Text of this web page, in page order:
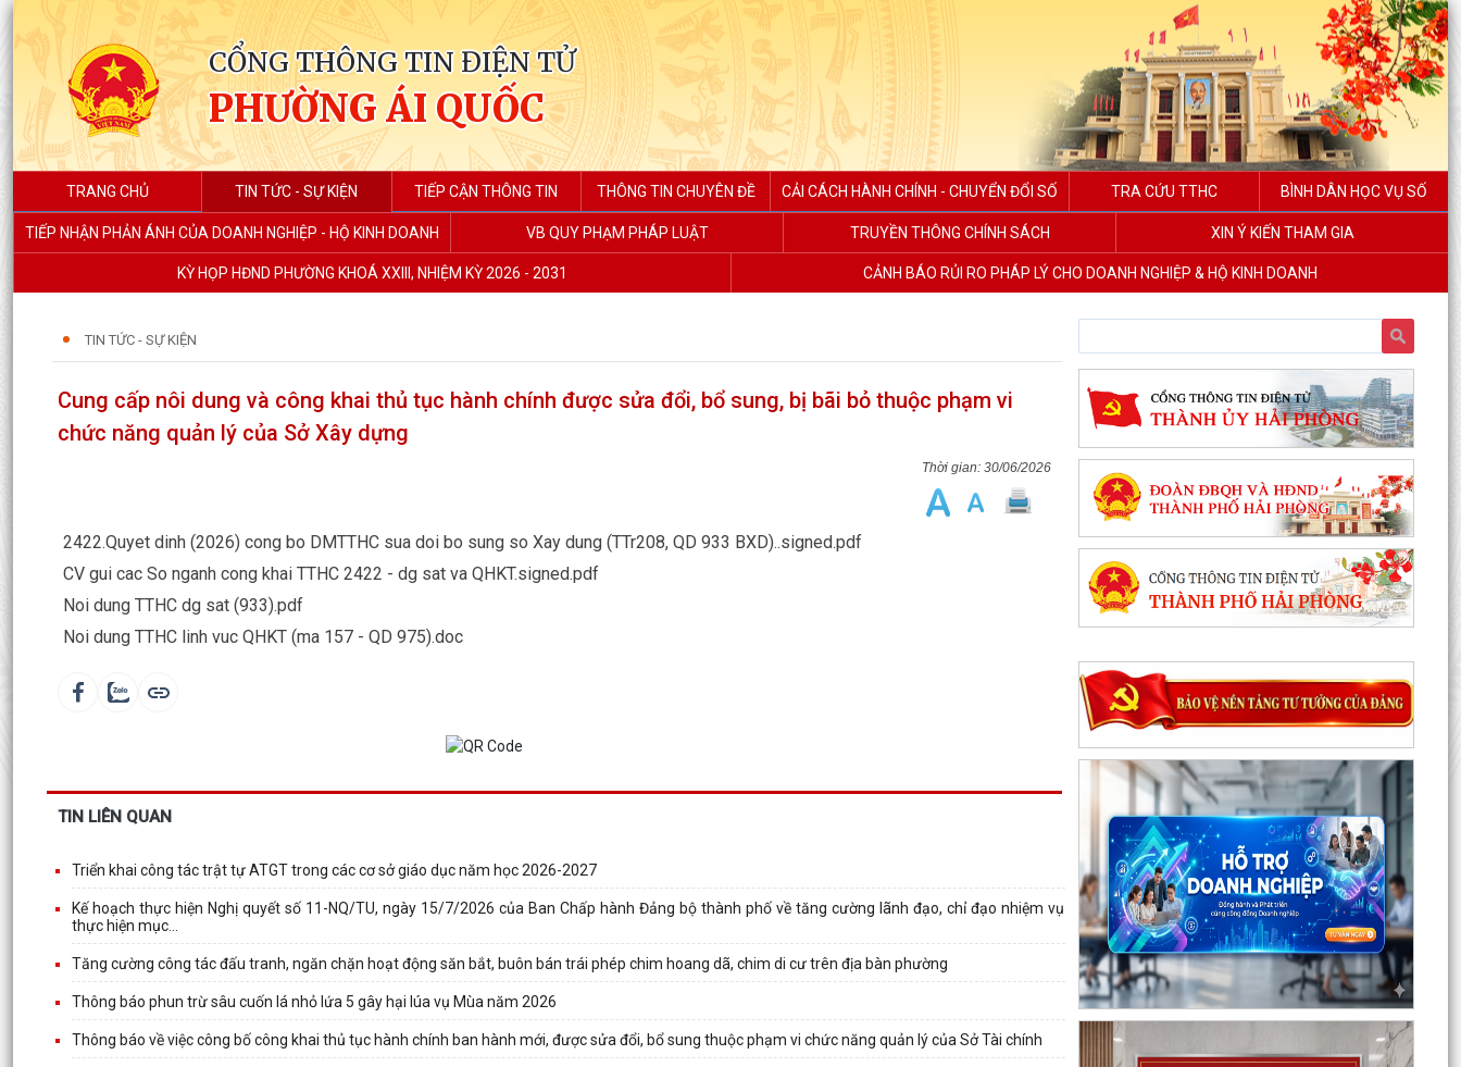
CỔNG THÔNG TIN ĐIỆN TỬ
PHƯỜNG ÁI QUỐC
TRANG CHỦ TIN TỨC - SỰ KIỆN TIẾP CẬN THÔNG TIN THÔNG TIN CHUYÊN ĐỀ CẢI CÁCH HÀNH CHÍNH - CHUYỂN ĐỔI SỐ TRA CỨU TTHC BÌNH DÂN HỌC VỤ SỐ
TIẾP NHẬN PHẢN ÁNH CỦA DOANH NGHIỆP - HỘ KINH DOANH VB QUY PHẠM PHÁP LUẬT TRUYỀN THÔNG CHÍNH SÁCH XIN Ý KIẾN THAM GIA
KỲ HỌP HĐND PHƯỜNG KHOÁ XXIII, NHIỆM KỲ 2026 - 2031 CẢNH BÁO RỦI RO PHÁP LÝ CHO DOANH NGHIỆP & HỘ KINH DOANH
TIN TỨC - SỰ KIỆN
Cung cấp nôi dung và công khai thủ tục hành chính được sửa đổi, bổ sung, bị bãi bỏ thuộc phạm vi
chức năng quản lý của Sở Xây dựng
30/06/2026
2422.Quyet dinh (2026) cong bo DMTTHC sua doi bo sung so Xay dung (TTr208, QD 933 BXD)..signed.pdf
CV gui cac So nganh cong khai TTHC 2422 - dg sat va QHKT.signed.pdf
Noi dung TTHC dg sat (933).pdf
Noi dung TTHC linh vuc QHKT (ma 157 - QD 975).doc
TIN LIÊN QUAN
Triển khai công tác trật tự ATGT trong các cơ sở giáo dục năm học 2026-2027
Kế hoạch thực hiện Nghị quyết số 11-NQ/TU, ngày 15/7/2026 của Ban Chấp hành Đảng bộ thành phố về tăng cường lãnh đạo, chỉ đạo nhiệm vụ
thực hiện mục...
Tăng cường công tác đấu tranh, ngăn chặn hoạt động săn bắt, buôn bán trái phép chim hoang dã, chim di cư trên địa bàn phường
Thông báo phun trừ sâu cuốn lá nhỏ lứa 5 gây hại lúa vụ Mùa năm 2026
Thông báo về việc công bố công khai thủ tục hành chính ban hành mới, được sửa đổi, bổ sung thuộc phạm vi chức năng quản lý của Sở Tài chính